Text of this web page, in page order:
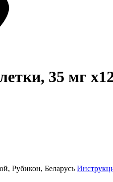
35 мг
Рубикон, Беларусь